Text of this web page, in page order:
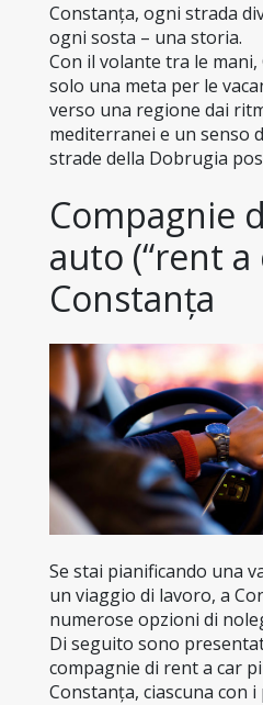
Constanța, ogni strada
ogni sosta – una storia.
Con il volante tra le
solo una meta per le
verso una regione dai
mediterranei e un senso
strade della Dobrugia
Compagnie
auto (“rent a
Constanța
Se stai pianificando una
un viaggio di lavoro, a
numerose opzioni di
Di seguito sono
compagnie di rent a car
Constanța, ciascuna con